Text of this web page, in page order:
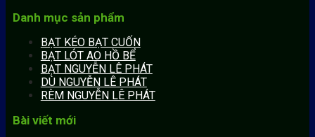
Danh mục sản phẩm
BẠT KÉO BẠT CUỐN
BẠT LÓT AO HỒ BỂ
BẠT NGUYỄN LÊ PHÁT
DÙ NGUYỄN LÊ PHÁT
RÈM NGUYỄN LÊ PHÁT
Bài viết mới